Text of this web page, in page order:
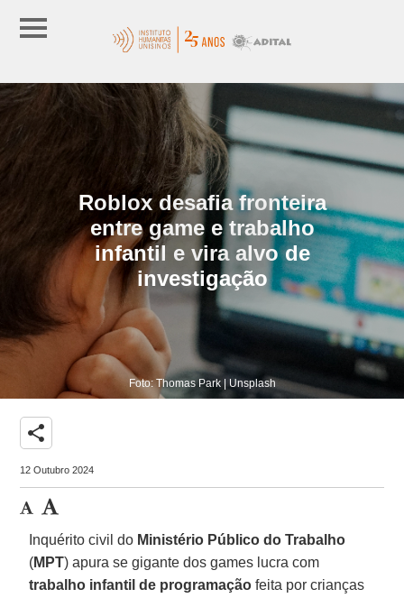
Roblox desafia fronteira
entre game e trabalho
infantil e vira alvo de
investigação
Foto: Thomas Park | Unsplash
share
12 Outubro 2024
Inquérito civil do Ministério Público do Trabalho
(MPT) apura se gigante dos games lucra com
trabalho infantil de programação feita por crianças